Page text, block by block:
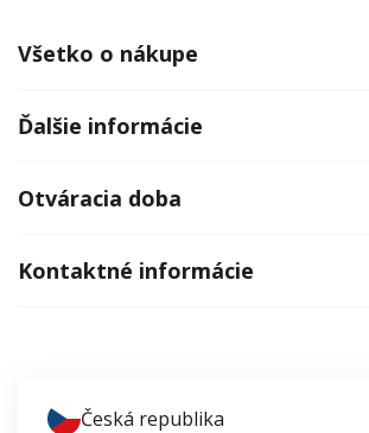
Všetko o nákupe
Ďalšie informácie
Otváracia doba
Kontaktné informácie
Česká republika